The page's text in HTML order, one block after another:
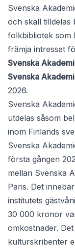
Svenska
och skall tilldelas
folkbibliotek som
främja intresset
Svenska
Svenska
2026.
Svenska
utdelas såsom
inom Finlands
Svenska
första gången
mellan Svenska
Paris. Det
institutets
30 000 kronor
omkostnader.
kulturskribenter